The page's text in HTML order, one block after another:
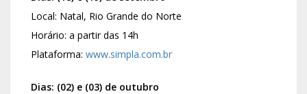
Local: Natal, Rio Grande do Norte
Horário: a partir das 14h
Plataforma: www.simpla.com.br
Dias: (02) e (03) de outubro